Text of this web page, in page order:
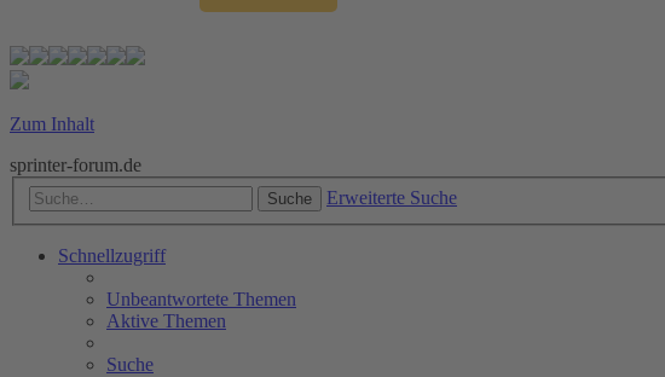
Zum Inhalt
sprinter-forum.de
Suche Erweiterte Suche
Schnellzugriff
Unbeantwortete Themen
Aktive Themen
Suche